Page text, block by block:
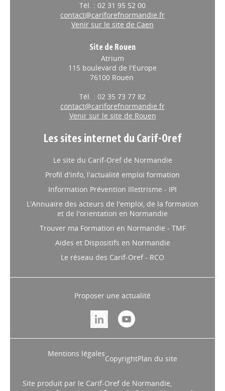
Tél. : 02 31 95 52 00
contact@cariforefnormandie.fr
Venir sur le site de Caen
Site de Rouen
Atrium
115 boulevard de l'Europe
76100 Rouen
Tél. : 02 35 73 77 82
contact@cariforefnormandie.fr
Venir sur le site de Rouen
Les sites internet du Carif-Oref
Le site du Carif-Oref de Normandie
Profil d'info, l'actualité emploi formation
Information Prévention Illettrisme - IPI
L'Annuaire des acteurs de l'emploi, de la formation
et de l'orientation en Normandie
Trouver ma Formation en Normandie - TMF
Aides et Dispositifs en Normandie
Le réseau des Carif-Oref - RCO
Proposer une actualité
Mentions légales
CopyrightPlan du site
Site produit par le Carif-Oref de Normandie,